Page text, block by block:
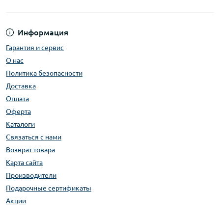
менеджера, который с удовольствием решит все
ваши вопросы и подберет лучший вариант согласно
ваших запросов.
Информация
Гарантия и сервис
О нас
Политика безопасности
Доставка
Оплата
Оферта
Каталоги
Связаться с нами
Возврат товара
Карта сайта
Производители
Подарочные сертификаты
Акции